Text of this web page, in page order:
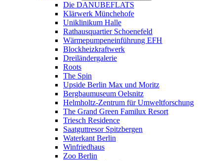
Die DANUBEFLATS
Klärwerk Münchehofe
Uniklinikum Halle
Rathausquartier Schoenefeld
Wärmepumpeneinführung EFH
Blockheizkraftwerk
Dreiländergalerie
Roots
The Spin
Upside Berlin Max und Moritz
Bergbaumuseum Oelsnitz
Helmholtz-Zentrum für Umweltforschung
The Grand Green Familux Resort
Triesch Residence
Saatguttresor Spitzbergen
Waterkant Berlin
Winfriedhaus
Zoo Berlin